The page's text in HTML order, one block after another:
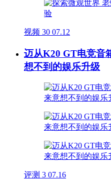
视频 30 07.12
迈从K20 GT电竞音
想不到的娱乐升级
评测 3 07.16